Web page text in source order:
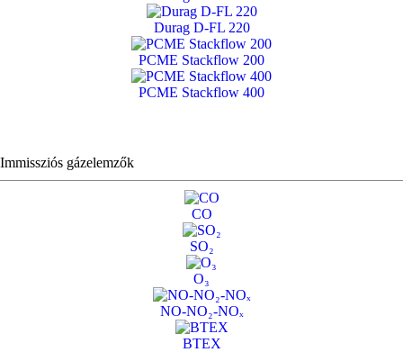
Durag D-FL 220
PCME Stackflow 200
PCME Stackflow 400
Immissziós gázelemzők
CO
SO₂
O₃
NO-NO₂-NOₓ
BTEX